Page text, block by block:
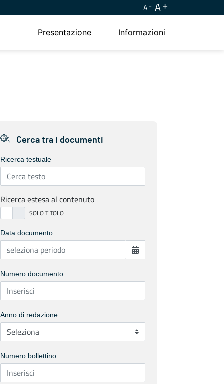
A A
Presentazione Informazioni
Cerca tra i documenti
Ricerca testuale
Ricerca estesa al contenuto
Data documento
Numero documento
Anno di redazione
Numero bollettino